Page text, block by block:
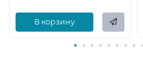
В корзину